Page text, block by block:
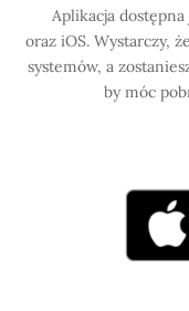
Aplikacja
oraz iOS. Wystarczy,
systemów, a
by móc